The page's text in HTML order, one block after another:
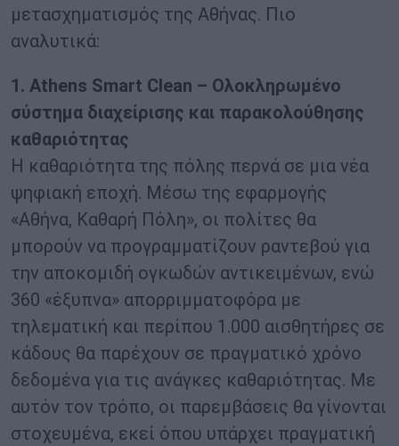
μετασχηματισμός της Αθήνας. Πιο
αναλυτικά:
1. Athens Smart Clean – Ολοκληρωμένο
σύστημα διαχείρισης και παρακολούθησης
καθαριότητας
Η καθαριότητα της πόλης περνά σε μια νέα
ψηφιακή εποχή. Μέσω της εφαρμογής
«Αθήνα, Καθαρή Πόλη», οι πολίτες θα
μπορούν να προγραμματίζουν ραντεβού για
την αποκομιδή ογκωδών αντικειμένων, ενώ
360 «έξυπνα» απορριμματοφόρα με
τηλεματική και περίπου 1.000 αισθητήρες σε
κάδους θα παρέχουν σε πραγματικό χρόνο
δεδομένα για τις ανάγκες καθαριότητας. Με
αυτόν τον τρόπο, οι παρεμβάσεις θα γίνονται
στοχευμένα, εκεί όπου υπάρχει πραγματική